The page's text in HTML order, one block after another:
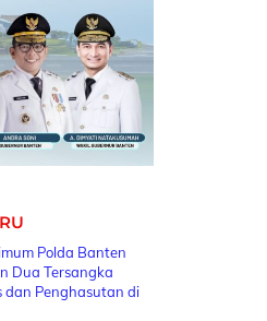
Polda Banten
Dua Tersangka
dan Penghasutan di